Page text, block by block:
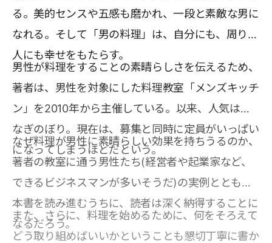
る。美的センスや五感も磨かれ、一段と素敵な男に
なれる。そして「男の料理」は、自分にも、周りの
人にも幸せをもたらす。
男性が料理をすることの素晴らしさを伝えるため、
著者は、男性を対象にした料理教室「メンズキッチ
ン」を2010年から主催している。以来、人気はう
なぎのぼり。現在は、募集と同時に定員がいっぱい
になってしまうほどだという。
なぜ料理が男性に素晴らしい効果を持ちうるのか、
著者の教室に通う男性たち(経営者や起業家など、
できるビジネスマンが多いそうだ)の実例とともに
本書を読み進むうちに、読者は深く納得することに
なるだろう。
また、さらに、料理を始めるために、何をそろえて
どう取り組めばいいかということも懇切丁寧に書か